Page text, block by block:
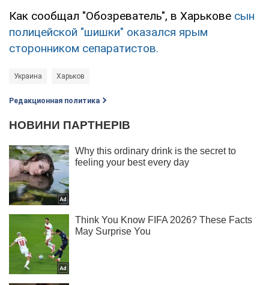
Как сообщал "Обозреватель", в Харькове сын
полицейской "шишки" оказался ярым
сторонником сепаратистов.
Украина Харьков
Редакционная политика